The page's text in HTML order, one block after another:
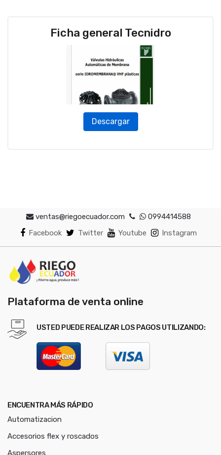
Ficha general Tecnidro
Descargar
ventas@riegoecuador.com
0994414588
Facebook
Twitter Youtube Instagram
Plataforma de venta online
USTED PUEDE REALIZAR LOS PAGOS UTILIZANDO:
ENCUENTRA MÁS RÁPIDO
Automatizacion
Accesorios flex y roscados
Aspersores